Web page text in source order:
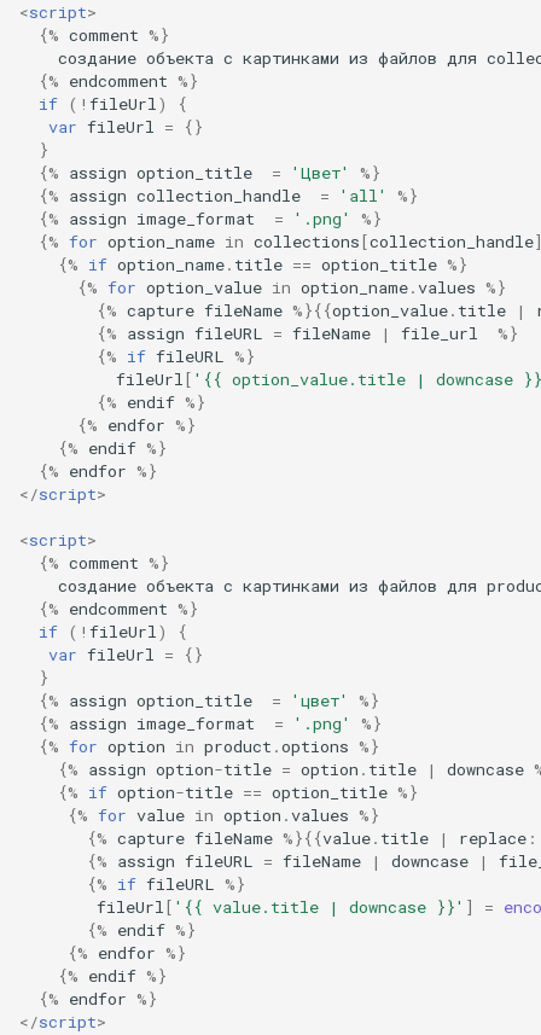
<script>
{% comment %}
создание объекта с картинками из файлов для
{% endcomment %}
if ( ! fileUrl)
{
var fileUrl =
{}
}
{% assign option_title = 'Цвет' %}
{% assign collection_handle = 'all' %}
{% assign image_format = '.png' %}
{% for option_name in collections[collection_handle
{% if option_name. title == option_title %}
{% for option_value in option_name.values %}
{% capture fileName %}{{option_value. title |
{% assign fileURL = fileName | file_url %}
{% if fileURL %}
fileUrl[ '{{ option_value.title | downcase
{% endif %}
{% endfor %}
{% endif %}
{% endfor %}
</script>
<script>
{% comment %}
создание объекта с картинками из файлов для
{% endcomment %}
if ( ! fileUrl)
{
var fileUrl =
{}
}
{% assign option_title = 'цвет' %}
{% assign image_format = '.png' %}
{% for option in product .options %}
{% assign option-title = option . title | downcase
{% if option-title == option_title %}
{% for value in option .values %}
{% capture fileName %}{{value. title | replace :
{% assign fileURL = fileName | downcase |
{% if fileURL %}
fileUrl[ '{{ value.title | downcase }}' ] =
{% endif %}
{% endfor %}
{% endif %}
{% endfor %}
</script>